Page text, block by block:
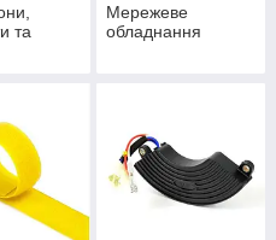
та
Мережеве
обладнання